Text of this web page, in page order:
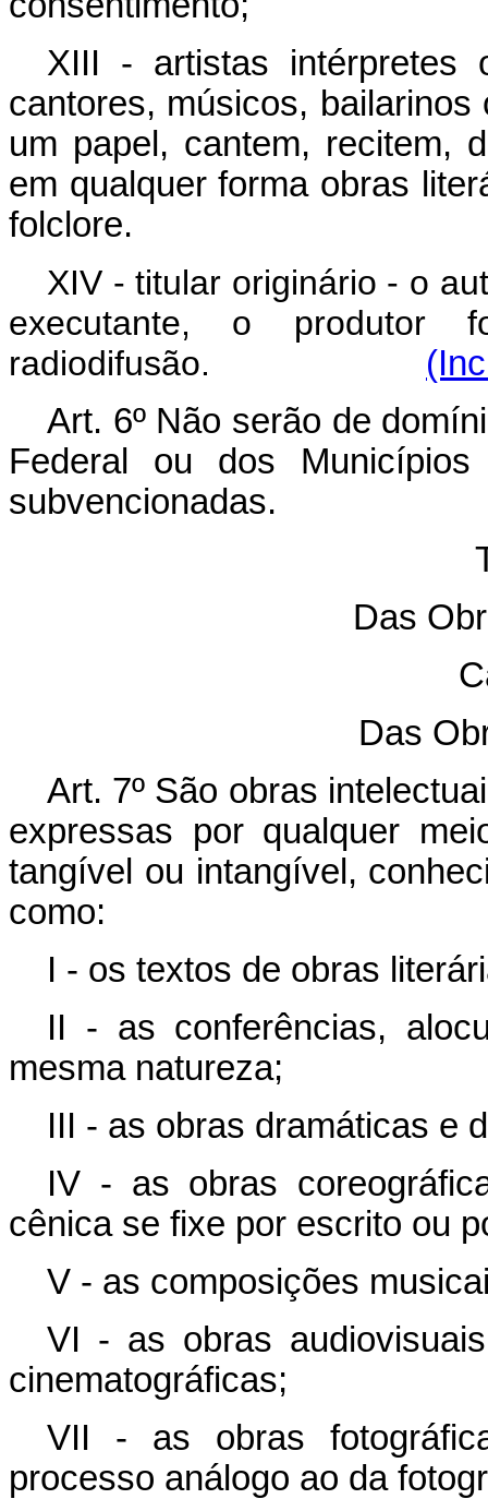
XIII - artistas intérpretes
cantores, músicos,
um papel, cantem, recitem,
em qualquer forma obras
folclore.
XIV - titular originário - o
executante, o produtor
radiodifusão.
Art. 6º Não serão de
Federal ou dos
subvencionadas.
Das
Das
Art. 7º São obras
expressas por qualquer
tangível ou intangível,
como:
I - os textos de obras
II - as conferências,
mesma natureza;
III - as obras dramáticas e
IV - as obras
cênica se fixe por escrito ou
V - as composições
VI - as obras
cinematográficas;
VII - as obras
processo análogo ao da